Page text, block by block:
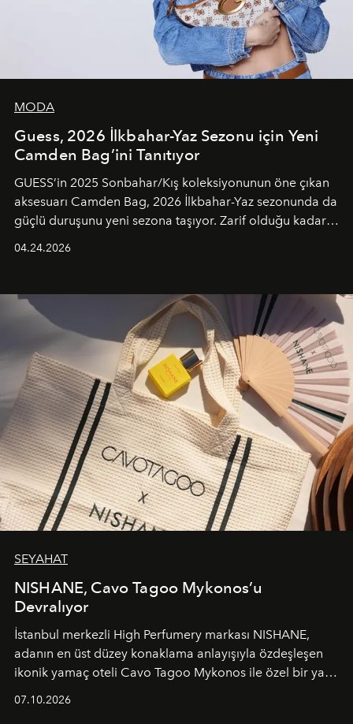
MODA
Guess, 2026 İlkbahar-Yaz Sezonu için Yeni
Camden Bag’ini Tanıtıyor
GUESS’in 2025 Sonbahar/Kış koleksiyonunun öne çıkan
aksesuarı Camden Bag, 2026 İlkbahar-Yaz sezonunda da
güçlü duruşunu yeni sezona taşıyor. Zarif olduğu kadar
04.24.2026
SEYAHAT
NISHANE, Cavo Tagoo Mykonos’u
Devralıyor
İstanbul merkezli High Perfumery markası NISHANE,
adanın en üst düzey konaklama anlayışıyla özdeşleşen
ikonik yamaç oteli Cavo Tagoo Mykonos ile özel bir yaz
07.10.2026